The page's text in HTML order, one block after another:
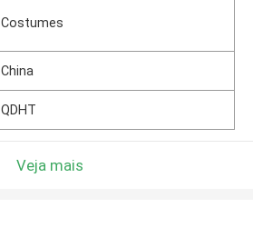
Costumes
China
QDHT
Veja mais